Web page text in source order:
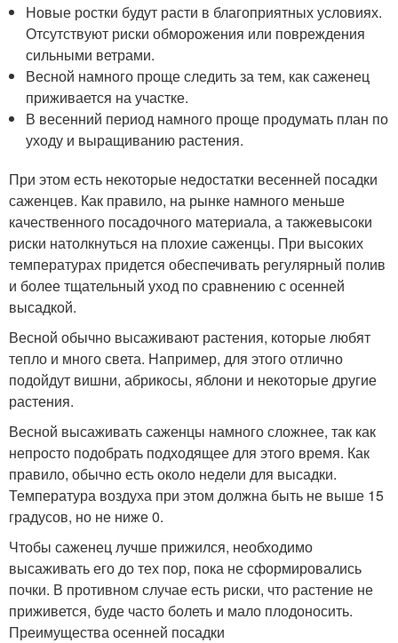
Новые ростки будут расти в благоприятных условиях.
Отсутствуют риски обморожения или повреждения
сильными ветрами.
Весной намного проще следить за тем, как саженец
приживается на участке.
В весенний период намного проще продумать план по
уходу и выращиванию растения.
При этом есть некоторые недостатки весенней посадки
саженцев. Как правило, на рынке намного меньше
качественного посадочного материала, а такжевысоки
риски натолкнуться на плохие саженцы. При высоких
температурах придется обеспечивать регулярный полив
и более тщательный уход по сравнению с осенней
высадкой.
Весной обычно высаживают растения, которые любят
тепло и много света. Например, для этого отлично
подойдут вишни, абрикосы, яблони и некоторые другие
растения.
Весной высаживать саженцы намного сложнее, так как
непросто подобрать подходящее для этого время. Как
правило, обычно есть около недели для высадки.
Температура воздуха при этом должна быть не выше 15
градусов, но не ниже 0.
Чтобы саженец лучше прижился, необходимо
высаживать его до тех пор, пока не сформировались
почки. В противном случае есть риски, что растение не
приживется, буде часто болеть и мало плодоносить.
Преимущества осенней посадки